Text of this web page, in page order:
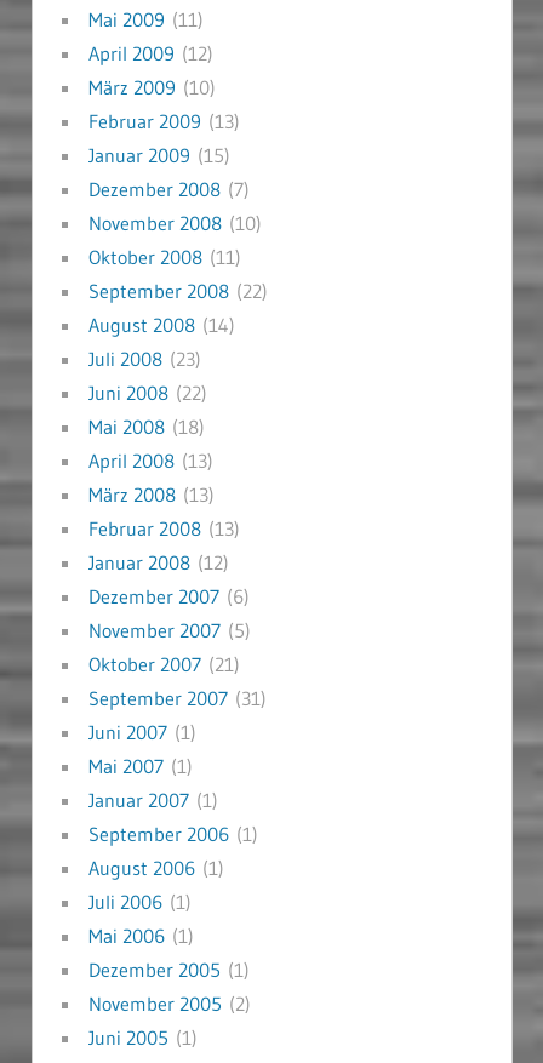
Mai 2009 (11)
April 2009 (12)
März 2009 (10)
Februar 2009 (13)
Januar 2009 (15)
Dezember 2008(7)
November 2008(10)
Oktober 2008(11)
September 2008(22)
August 2008(14)
Juli 2008(23)
Juni 2008(22)
Mai 2008(18)
April 2008(13)
März 2008(13)
Februar 2008(13)
Januar 2008(12)
Dezember 2007(6)
November 2007(5)
Oktober 2007(21)
September 2007(31)
Juni 2007(1)
Mai 2007(1)
Januar 2007(1)
September 2006(1)
August 2006(1)
Juli 2006(1)
Mai 2006(1)
Dezember 2005 (1)
November 2005 (2)
Juni 2005 (1)